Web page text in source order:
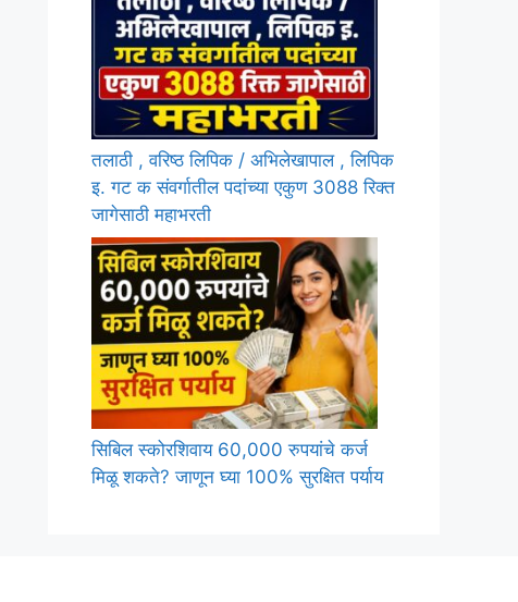
तलाठी , वरिष्ठ लिपिक / अभिलेखापाल , लिपिक
इ. गट क संवर्गातील पदांच्या एकुण 3088 रिक्त
जागेसाठी महाभरती
सिबिल स्कोरशिवाय 60,000 रुपयांचे कर्ज
मिळू शकते? जाणून घ्या 100% सुरक्षित पर्याय